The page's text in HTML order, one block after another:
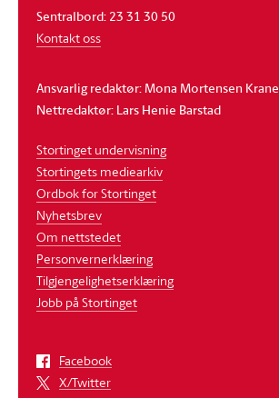
Sentralbord: 23 31 30 50
Kontakt oss
Ansvarlig redaktør: Mona Mortensen Krane
Nettredaktør: Lars Henie Barstad
Stortinget undervisning
Stortingets mediearkiv
Ordbok for Stortinget
Nyhetsbrev
Om nettstedet
Personvernerklæring
Tilgjengelighetserklæring
Jobb på Stortinget
Facebook
X/Twitter